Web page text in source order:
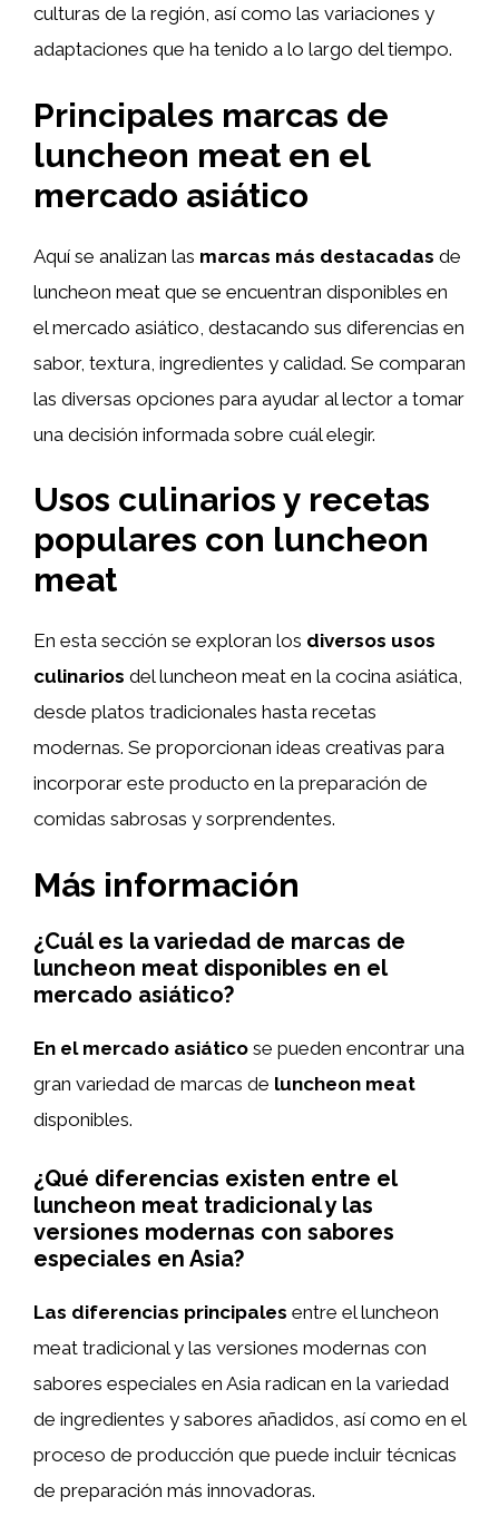
culturas de la región, así como las variaciones y
adaptaciones que ha tenido a lo largo del tiempo.
Principales marcas de
luncheon meat en el
mercado asiático
Aquí se analizan las marcas más destacadas de
luncheon meat que se encuentran disponibles en
el mercado asiático, destacando sus diferencias en
sabor, textura, ingredientes y calidad. Se comparan
las diversas opciones para ayudar al lector a tomar
una decisión informada sobre cuál elegir.
Usos culinarios y recetas
populares con luncheon
meat
En esta sección se exploran los diversos usos
culinarios del luncheon meat en la cocina asiática,
desde platos tradicionales hasta recetas
modernas. Se proporcionan ideas creativas para
incorporar este producto en la preparación de
comidas sabrosas y sorprendentes.
Más información
¿Cuál es la variedad de marcas de
luncheon meat disponibles en el
mercado asiático?
En el mercado asiático se pueden encontrar una
gran variedad de marcas de luncheon meat
disponibles.
¿Qué diferencias existen entre el
luncheon meat tradicional y las
versiones modernas con sabores
especiales en Asia?
Las diferencias principales entre el luncheon
meat tradicional y las versiones modernas con
sabores especiales en Asia radican en la variedad
de ingredientes y sabores añadidos, así como en el
proceso de producción que puede incluir técnicas
de preparación más innovadoras.